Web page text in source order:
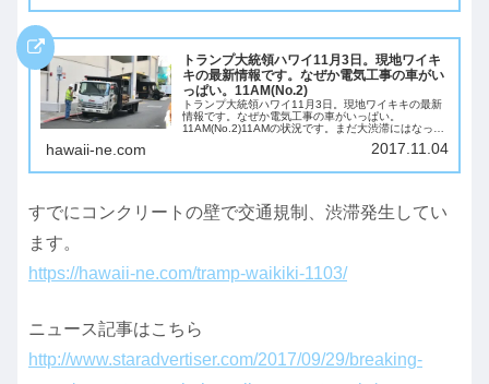
トランプ大統領ハワイ11月3日。現地ワイキ
キの最新情報です。なぜか電気工事の車がい
っぱい。11AM(No.2)
トランプ大統領ハワイ11月3日。現地ワイキキの最新
情報です。なぜか電気工事の車がいっぱい。
11AM(No.2)11AMの状況です。まだ大渋滞にはなって
しています。リッツカールトンのホテルに入る...
hawaii-ne.com 2017.11.04
すでにコンクリートの壁で交通規制、渋滞発生してい
ます。
https://hawaii-ne.com/tramp-waikiki-1103/
ニュース記事はこちら
http://www.staradvertiser.com/2017/09/29/breaking-